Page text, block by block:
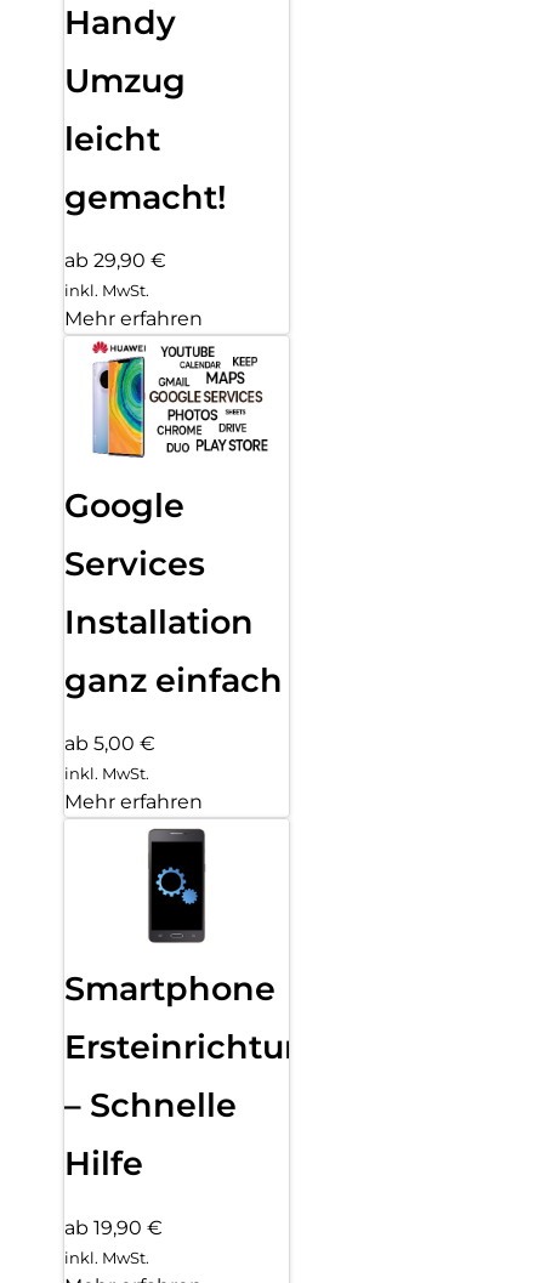
Handy
Umzug
leicht
gemacht!
ab 29,90 €
inkl. MwSt.
Mehr erfahren
Google
Services
Installation
ganz einfach
ab 5,00 €
inkl. MwSt.
Mehr erfahren
Smartphone
Ersteinrichtung
– Schnelle
Hilfe
ab 19,90 €
inkl. MwSt.